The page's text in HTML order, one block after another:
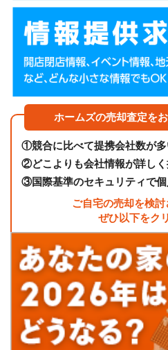
ホームズの売却査定を
①競合に比べて提携会社数が
②どこよりも会社情報が詳し
③国際基準のセキュリティで
ご自宅の売却を検
ぜひ以下をク